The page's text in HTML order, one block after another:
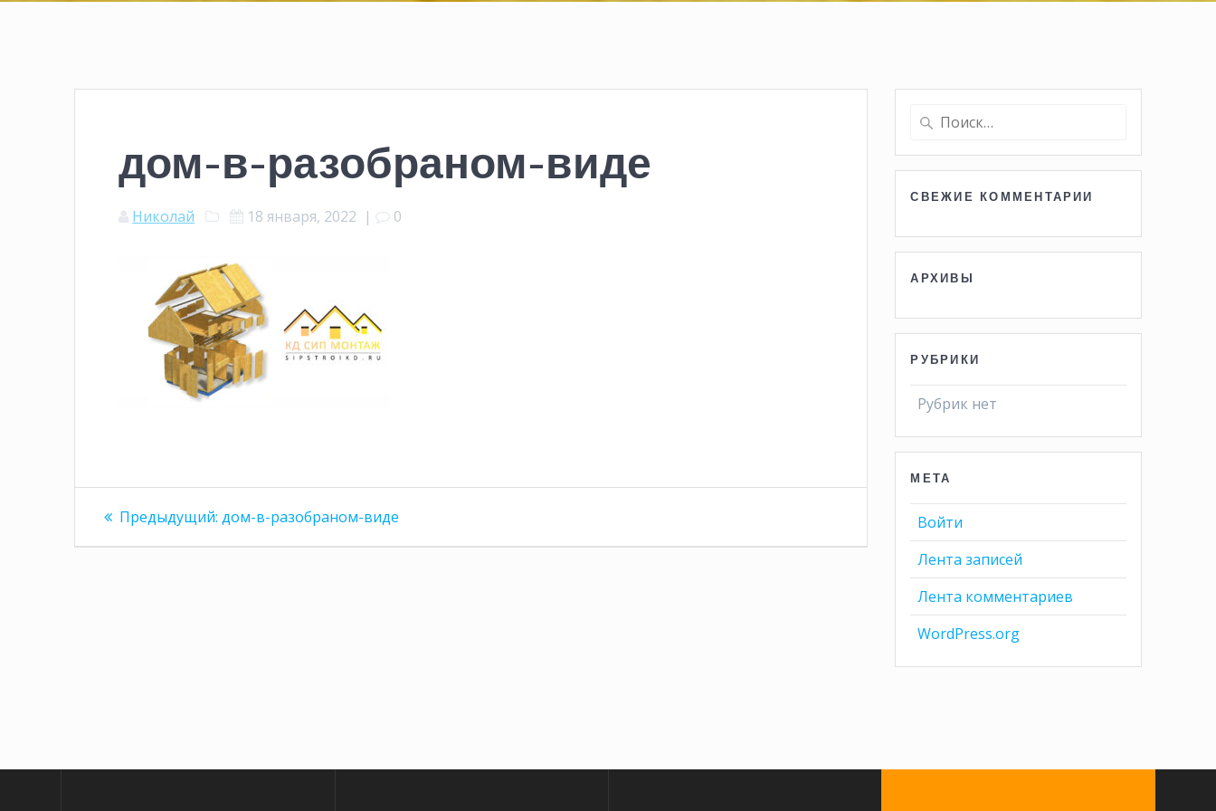
дом-в-разобраном-виде
Николай 18 января, 2022 | 0
Навигация
по
Предыдущий: Предыдущая
дом-в-разобраном-виде
Найти:
СВЕЖИЕ КОММЕНТАРИИ
АРХИВЫ
РУБРИКИ
Рубрик нет
МЕТА
Войти
Лента записей
Лента комментариев
WordPress.org